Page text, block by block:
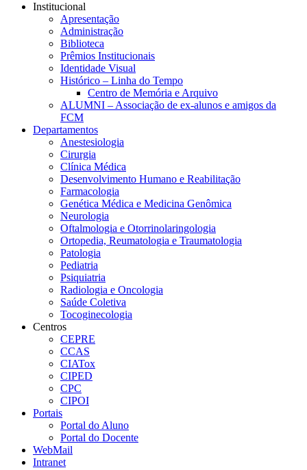
Institucional
Apresentação
Administração
Biblioteca
Prêmios Institucionais
Identidade Visual
Histórico – Linha do Tempo
Centro de Memória e Arquivo
ALUMNI – Associação de ex-alunos e amigos da
FCM
Departamentos
Anestesiologia
Cirurgia
Clínica Médica
Desenvolvimento Humano e Reabilitação
Farmacologia
Genética Médica e Medicina Genômica
Neurologia
Oftalmologia e Otorrinolaringologia
Ortopedia, Reumatologia e Traumatologia
Patologia
Pediatria
Psiquiatria
Radiologia e Oncologia
Saúde Coletiva
Tocoginecologia
Centros
CEPRE
CCAS
CIATox
CIPED
CPC
CIPOI
Portais
Portal do Aluno
Portal do Docente
WebMail
Intranet